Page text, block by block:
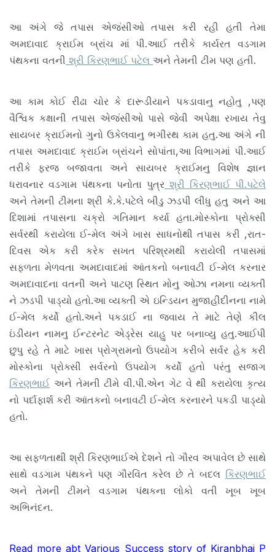
આ અંગે જે તપાસ એજંસીઓ તપાસ કરી રહી હતી તેમા
અમદાવાદ ક્રાઈમ બ્રાંચ માં પી.આઈ તરીકે કાર્યરત વડગામ
પંથકના વતની શ્રી કિરણભાઈ પટેલ અને તેમની ટીમ પણ હતી.
આ કામ કોઈ રીઢા ચોર કે દારૂડીયાને પકડાવાનુ નહોતુ ,પણ
વૈશ્વિક કક્ષાની તપાસ એજંસીઓ પાસે જેવી અપેક્ષા રખાય તેવુ
સાયબર ક્રાઈમનો ગુનો ઉકેલવાનુ ભગીરથ કામ હતુ.આ અંગે ની
તપાસ અમદાવાદ ક્રાઈમ બ્રાંચને સોપાંતા,આ વિભાગમાં પી.આઈ
તરીકે ફરજ બજાવતા અને સાયબર ક્રાઈમનુ વિશેષ જ્ઞાન
ધરાવનાર વડગામ પંથકના પનોતા પુત્ર શ્રી કિરણભાઈ પી.પટેલે
અને તેમની ટીમના શ્રી કે.કે.પટેલે બીડુ ઝડપી લીધુ હતુ અને આ
દિશામાં તપાસના ચક્રો ગતિમાન કર્યા હતા.મોસ્કોના પ્રોક્સી
સર્વરથી કરાયેલા ઈ-મેલ અંગે ખાસ સાધનોથી તપાસ કરી ,રાત-
દિવસ એક કરી કરેક સખત પરિશ્રમથી કરાયેલી તપાસમાં
સફળતા મેળવતા અમદાવાદમાં આંતકનો બનાવટી ઈ-મેલ કરનાર
અમદાવાદના વતની અને પાટણ સ્થિત મોનુ ઓઝા નમના વ્યક્તી
ને ઝડપી પાડ્યો હતો.આ વ્યક્તી એ ઇન્ડિયન મુજાહીદીનના નામે
ઈ-મેલ કર્યો હતો.અને પકડાઈ ના જવાય તે માટે તેણે કીલ
ઇંડીયન નામનુ ઈન્ટરનેટ એડ્રેસ યાહુ પર બનાવ્યુ હતુ.આઈપી
છુપુ રહે તે માટે ખાસ પ્રોગ્રામનો ઉપયોગ કરીબે સર્વર હેક કરી
મોસ્કોના પ્રોક્સી સર્વરનો ઉપયોગ કર્યો હતો પરંતુ સજાગ
કિરણભાઈઅને તેમની ટીમે વી.પી.એન ગેટ વે થી કરાયેલા કૃત્ય
નો પર્દાફાર્શ કરી આંતકનો બનાવટી ઈ-મેલ કરનારને પકડી પાડ્યો
હતો.
આ સફળતાથી શ્રી કિરણભાઈએ દેશને તો ગૌરવ અપાવેલ છે સાથે
સાથે વડગામ પંથકને પણ ગૌરવિંત કરેલ છે તે બદલ કિરણભાઈ
અને તેમની ટીમને વડગામ પંથકના લોકો વતી ખૂબ ખૂબ
અભિનંદન.
Read more abt Various Success story of Kiranbhai P